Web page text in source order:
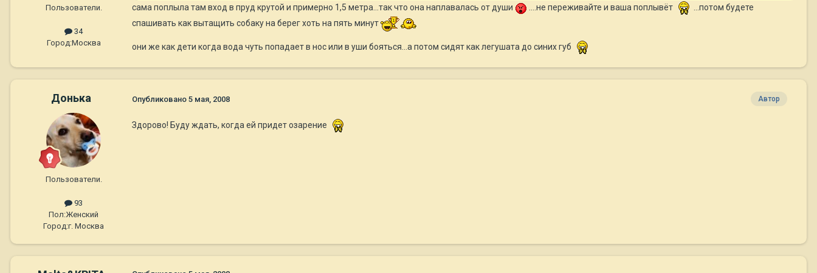
Пользователи.
34
Город:Москва
сама поплыла там вход в пруд крутой и примерно 1,5 метра...так что она наплавалась от души ....не переживайте и ваша поплывёт
...потом будете
спашивать как вытащить собаку на берег хоть на пять минут
они же как дети когда вода чуть попадает в нос или в уши бояться...а потом сидят как легушата до синих губ
Донька
Пользователи.
93
Пол:Женский
Город:г. Москва
Автор
Опубликовано 5 мая, 2008
Здорово! Буду ждать, когда ей придет озарение